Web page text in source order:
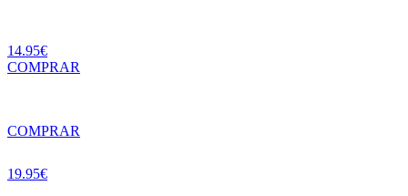
14.95€
COMPRAR
COMPRAR
19.95€